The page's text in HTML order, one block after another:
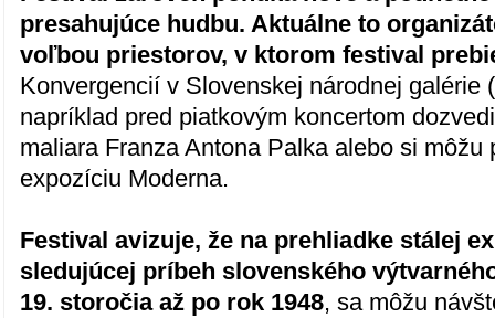
presahujúce hudbu. Aktuálne to
voľbou priestorov, v ktorom festival
Konvergencií v Slovenskej národnej galérie
napríklad pred piatkovým koncertom
maliara Franza Antona Palka alebo si môžu
expozíciu Moderna.
Festival avizuje, že na prehliadke stálej
sledujúcej príbeh slovenského
19. storočia až po rok 1948, sa môžu